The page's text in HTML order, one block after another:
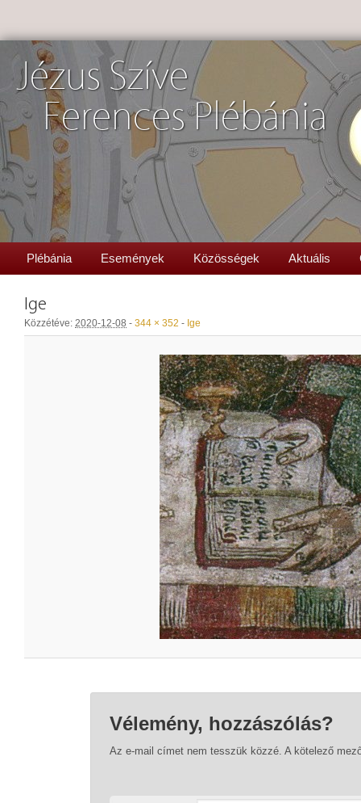
Jézus Szíve
Ferences Plébánia
Plébánia Események Közösségek Aktuális
Ige
Közzétéve: 2020-12-08 - 344 × 352 - Ige
Vélemény, hozzászólás?
Az e-mail címet nem tesszük közzé. A kötelező